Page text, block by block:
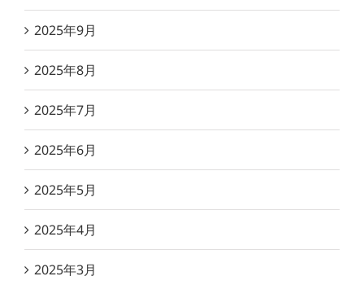
2025年9月
2025年8月
2025年7月
2025年6月
2025年5月
2025年4月
2025年3月